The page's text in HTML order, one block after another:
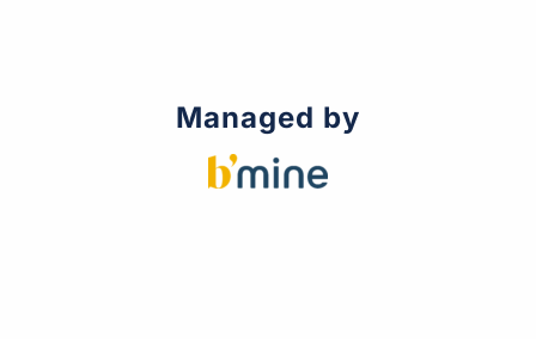
Managed by